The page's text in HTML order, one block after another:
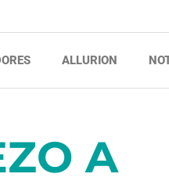
ALLURION
A